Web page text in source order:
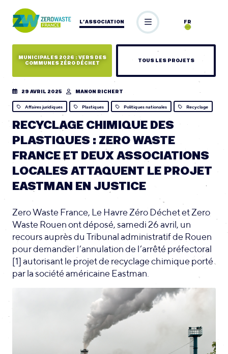
L’ASSOCIATION FR
MUNICIPALES 2026 : VERS DES
COMMUNES ZÉRO DÉCHET
TOUS LES PROJETS
29 AVRIL 2025 MANON RICHERT
Affaires juridiques Plastiques Politiques nationales Recyclage
RECYCLAGE CHIMIQUE DES
PLASTIQUES : ZERO WASTE
FRANCE ET DEUX ASSOCIATIONS
LOCALES ATTAQUENT LE PROJET
EASTMAN EN JUSTICE
Zero Waste France, Le Havre Zéro Déchet et Zero
Waste Rouen ont déposé, samedi 26 avril, un
recours auprès du Tribunal administratif de Rouen
pour demander l’annulation de l’arrêté préfectoral
[1] autorisant le projet de recyclage chimique porté
par la société américaine Eastman.